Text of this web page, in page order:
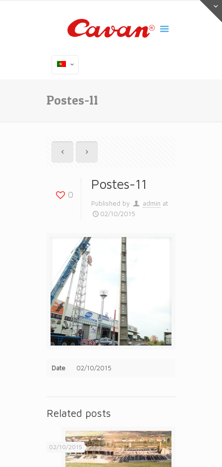
Postes-11
0
Postes-11
Published by admin at
02/10/2015
Date 02/10/2015
Related posts
02/10/2015